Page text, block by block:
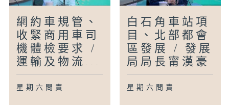
網約車規管、
收緊商用車司
機體檢要求 /
運輸及物流...
星期六問責
白石角車站項
目、北部都會
區發展 / 發展
局局長甯漢豪
星期六問責